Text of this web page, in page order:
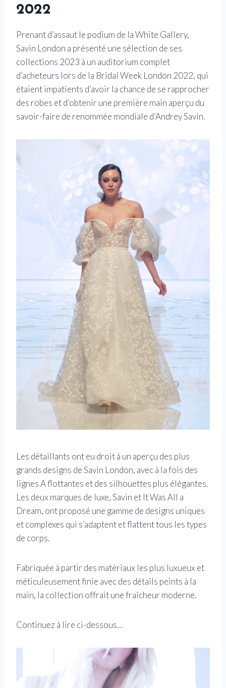
2022
Prenant d’assaut le podium de la White Gallery,
Savin London a présenté une sélection de ses
collections 2023 à un auditorium complet
d’acheteurs lors de la Bridal Week London 2022, qui
étaient impatients d’avoir la chance de se rapprocher
des robes et d’obtenir une première main aperçu du
savoir-faire de renommée mondiale d’Andrey Savin.
Les détaillants ont eu droit à un aperçu des plus
grands designs de Savin London, avec à la fois des
lignes A flottantes et des silhouettes plus élégantes.
Les deux marques de luxe, Savin et It Was All a
Dream, ont proposé une gamme de designs uniques
et complexes qui s’adaptent et flattent tous les types
de corps.
Fabriquée à partir des matériaux les plus luxueux et
méticuleusement finie avec des détails peints à la
main, la collection offrait une fraîcheur moderne.
Continuez à lire ci-dessous…